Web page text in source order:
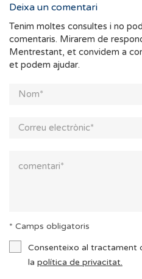
Deixa un comentari
Tenim moltes consultes i no
comentaris. Mirarem de
Mentrestant, et convidem a
et podem ajudar.
* Camps obligatoris
Consenteixo al tractament
la política de privacitat.